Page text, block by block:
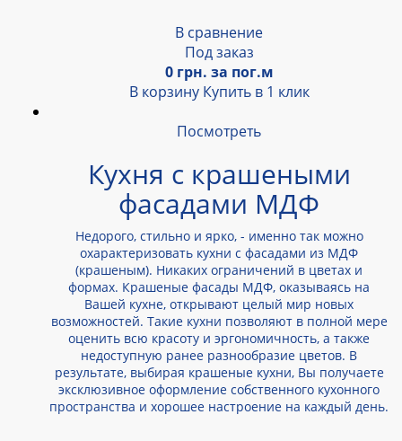
В сравнение
Под заказ
0 грн. за пог.м
В корзину Купить в 1 клик
Посмотреть
Кухня с крашеными
фасадами МДФ
Недорого, стильно и ярко, - именно так можно
охарактеризовать кухни с фасадами из МДФ
(крашеным). Никаких ограничений в цветах и
формах. Крашеные фасады МДФ, оказываясь на
Вашей кухне, открывают целый мир новых
возможностей. Такие кухни позволяют в полной мере
оценить всю красоту и эргономичность, а также
недоступную ранее разнообразие цветов. В
результате, выбирая крашеные кухни, Вы получаете
эксклюзивное оформление собственного кухонного
пространства и хорошее настроение на каждый день.